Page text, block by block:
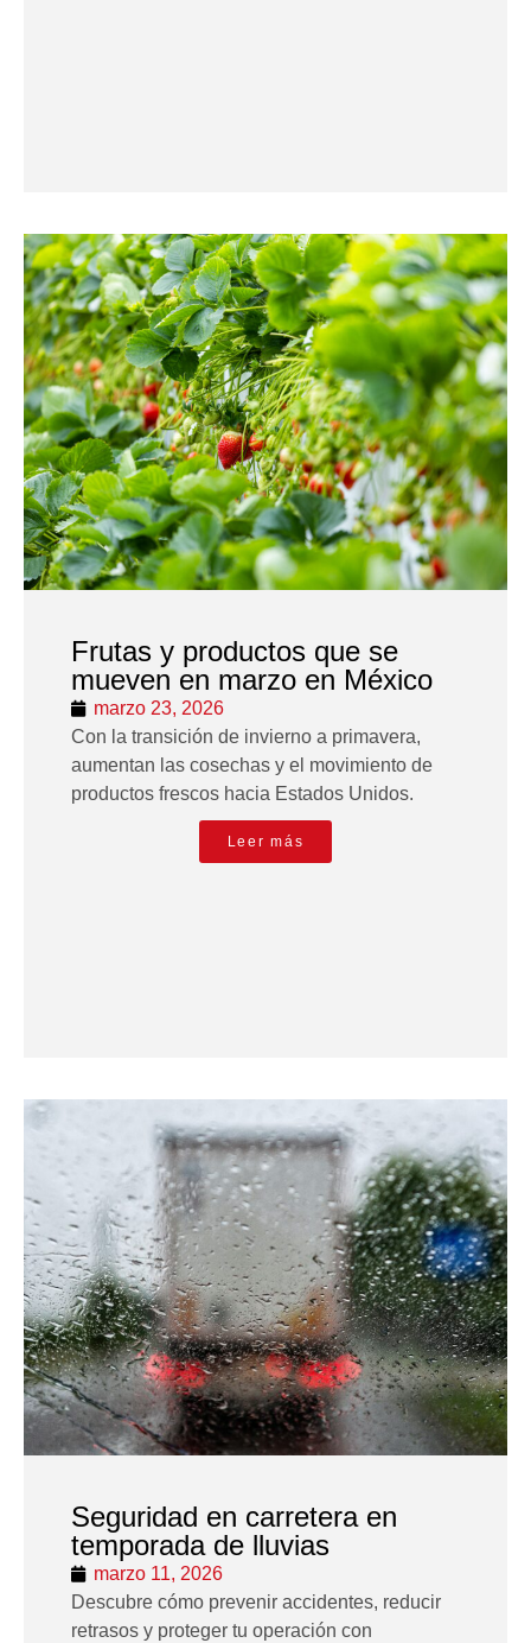
Frutas y productos que se
mueven en marzo en México
marzo 23, 2026
Con la transición de invierno a primavera,
aumentan las cosechas y el movimiento de
productos frescos hacia Estados Unidos.
Leer más
Seguridad en carretera en
temporada de lluvias
marzo 11, 2026
Descubre cómo prevenir accidentes, reducir
retrasos y proteger tu operación con